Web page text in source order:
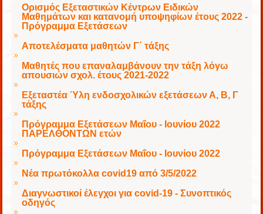
Ορισμός Εξεταστικών Κέντρων Ειδικών
Μαθημάτων και κατανομή υποψηφίων έτους 2022 -
Πρόγραμμα Εξετάσεων
Αποτελέσματα μαθητών Γ΄ τάξης
Μαθητές που επαναλαμβάνουν την τάξη λόγω
απουσιών σχολ. έτους 2021-2022
Εξεταστέα Ύλη ενδοσχολικών εξετάσεων Α, Β, Γ
τάξης
Πρόγραμμα Εξετάσεων Μαΐου - Ιουνίου 2022
ΠΑΡΕΛΘΟΝΤΩΝ ετών
Πρόγραμμα Εξετάσεων Μαΐου - Ιουνίου 2022
Νέα πρωτόκολλα covid19 από 3/5/2022
Διαγνωστικοί έλεγχοι για covid-19 - Συνοπτικός
οδηγός